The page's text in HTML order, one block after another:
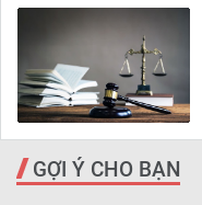
GỢI Ý CHO BẠN